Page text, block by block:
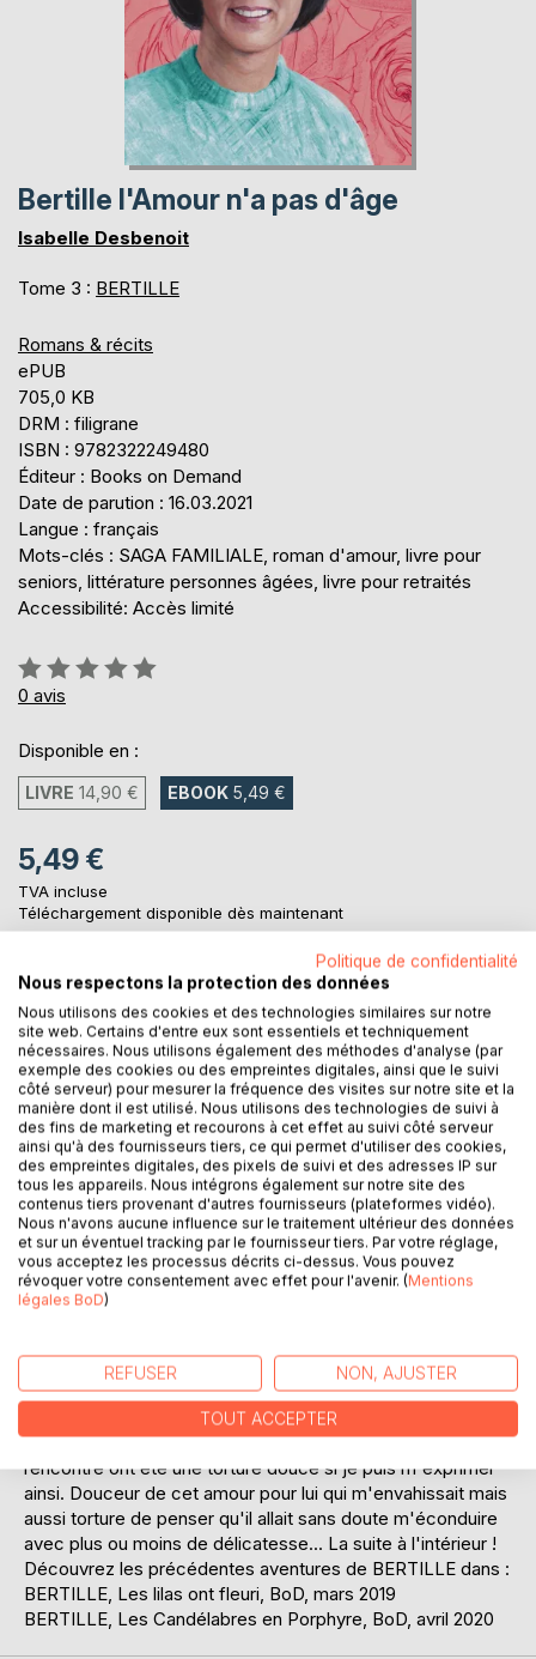
Bertille l'Amour n'a pas d'âge
Isabelle Desbenoit
Tome 3 : BERTILLE
Romans & récits
ePUB
705,0 KB
DRM : filigrane
ISBN : 9782322249480
Éditeur : Books on Demand
Date de parution : 16.03.2021
Langue : français
Mots-clés : SAGA FAMILIALE, roman d'amour, livre pour
seniors, littérature personnes âgées, livre pour retraités
Accessibilité: Accès limité
Évaluation:
0%
0 avis
Disponible en :
LIVRE 14,90 € EBOOK 5,49 €
5,49 €
TVA incluse
Téléchargement disponible dès maintenant
AJOUTER AU PANIER
Ajouter à ma liste d'envies
Laisser un avis
DESCRIPTION
ils ont quatre enfants et huit petits-enfants. Cette année va
être très forte en émotions et placée résolument sous le
signe de l'Amour dans l'entourage de l'héroïne. Extrait : "La
journée et demie et la nuit qui me séparaient de notre
rencontre ont été une torture douce si je puis m'exprimer
ainsi. Douceur de cet amour pour lui qui m'envahissait mais
aussi torture de penser qu'il allait sans doute m'éconduire
avec plus ou moins de délicatesse... La suite à l'intérieur !
Découvrez les précédentes aventures de BERTILLE dans :
BERTILLE, Les lilas ont fleuri, BoD, mars 2019
BERTILLE, Les Candélabres en Porphyre, BoD, avril 2020
Politique de confidentialité
Nous respectons la protection des données
Nous utilisons des cookies et des technologies similaires sur notre
site web. Certains d'entre eux sont essentiels et techniquement
nécessaires. Nous utilisons également des méthodes d'analyse (par
exemple des cookies ou des empreintes digitales, ainsi que le suivi
côté serveur) pour mesurer la fréquence des visites sur notre site et la
manière dont il est utilisé. Nous utilisons des technologies de suivi à
des fins de marketing et recourons à cet effet au suivi côté serveur
ainsi qu'à des fournisseurs tiers, ce qui permet d'utiliser des cookies,
des empreintes digitales, des pixels de suivi et des adresses IP sur
tous les appareils. Nous intégrons également sur notre site des
contenus tiers provenant d'autres fournisseurs (plateformes vidéo).
Nous n'avons aucune influence sur le traitement ultérieur des données
et sur un éventuel tracking par le fournisseur tiers. Par votre réglage,
vous acceptez les processus décrits ci-dessus. Vous pouvez
révoquer votre consentement avec effet pour l'avenir. (Mentions
légales BoD)
REFUSER NON, AJUSTER
TOUT ACCEPTER